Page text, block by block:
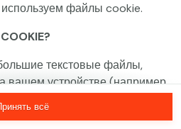
файлы cookie.
текстовые файлы,
вашем устройстве (например,
телефоне или планшете)
сайтов. Размещение
всё